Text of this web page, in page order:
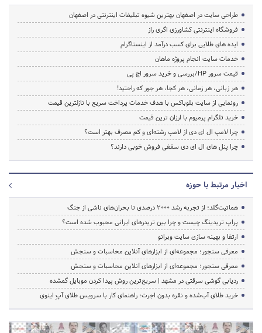
طراحی سایت در اصفهان بهترین شیوه تبلیغات اینترنتی در اصفهان
فروشگاه اینترنتی کشاورزی اگری راز
ایده های طلایی برای کسب درآمد از اینستاگرام
خدمات سایت انجام پروژه ماهان
قیمت سرور HP/بررسی و خرید سرور اچ پی
هر زبانی، هر زمانی، هر کجا، هر جور که راحتید!
رونمایی از سایت بلوباکس با هدف خدمات پرداخت سریع با نازلترین قیمت
خرید تلگرام پرمیوم با ارزان ترین قیمت
چرا لامپ ال ای دی از لامپ رشته‌ای و کم مصرف بهتر است؟
چرا پنل های ال ای دی سقفی فروش خوبی دارند؟
اخبار مرتبط با حوزه
هماتیت‌گلد؛ از تجربه رشد ۲۰۰۰ درصدی تا بحران‌های ناشی از جنگ
پراپ تریدینگ چیست و چرا بین تریدرهای ایرانی محبوب شده است؟
ارتقا و بهینه سازی سایت وبرانو
معرفی سنجور؛ مجموعه‌ای از ابزارهای آنلاین محاسبات و سنجش
معرفی سنجور؛ مجموعه‌ای از ابزارهای آنلاین محاسبات و سنجش
ردیابی گوشی سرقتی در مشهد | سریع‌ترین روش پیدا کردن موبایل گمشده
خرید طلای آب‌شده و نقره بدون اجرت؛ راهنمای کار با سرویس طلای آپِ اینوی